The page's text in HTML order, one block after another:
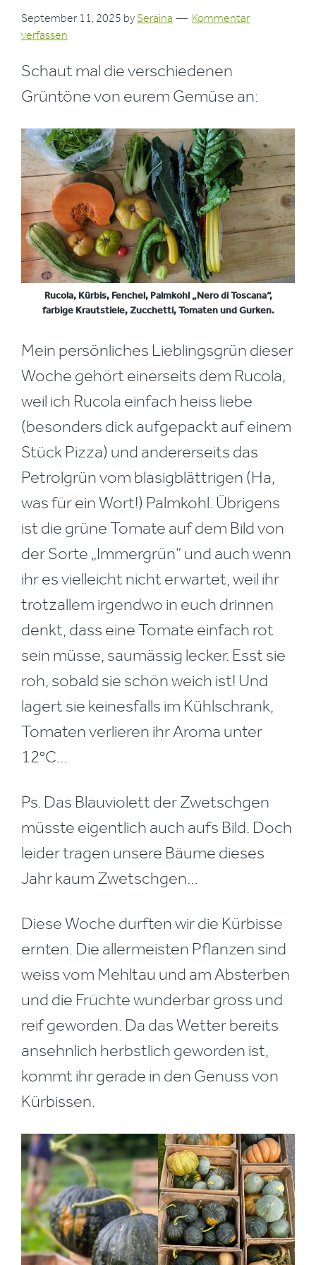
September 11, 2025 by Seraina
Kommentar
verfassen
Schaut mal die verschiedenen
Grüntöne von eurem Gemüse an:
Rucola, Kürbis, Fenchel, Palmkohl „Nero di Toscana“,
farbige Krautstiele, Zucchetti, Tomaten und Gurken.
Mein persönliches Lieblingsgrün dieser
Woche gehört einerseits dem Rucola,
weil ich Rucola einfach heiss liebe
(besonders dick aufgepackt auf einem
Stück Pizza) und andererseits das
Petrolgrün vom blasigblättrigen (Ha,
was für ein Wort!) Palmkohl. Übrigens
ist die grüne Tomate auf dem Bild von
der Sorte „Immergrün“ und auch wenn
ihr es vielleicht nicht erwartet, weil ihr
trotzallem irgendwo in euch drinnen
denkt, dass eine Tomate einfach rot
sein müsse, saumässig lecker. Esst sie
roh, sobald sie schön weich ist! Und
lagert sie keinesfalls im Kühlschrank,
Tomaten verlieren ihr Aroma unter
12°C…
Ps. Das Blauviolett der Zwetschgen
müsste eigentlich auch aufs Bild. Doch
leider tragen unsere Bäume dieses
Jahr kaum Zwetschgen…
Diese Woche durften wir die Kürbisse
ernten. Die allermeisten Pflanzen sind
weiss vom Mehltau und am Absterben
und die Früchte wunderbar gross und
reif geworden. Da das Wetter bereits
ansehnlich herbstlich geworden ist,
kommt ihr gerade in den Genuss von
Kürbissen.